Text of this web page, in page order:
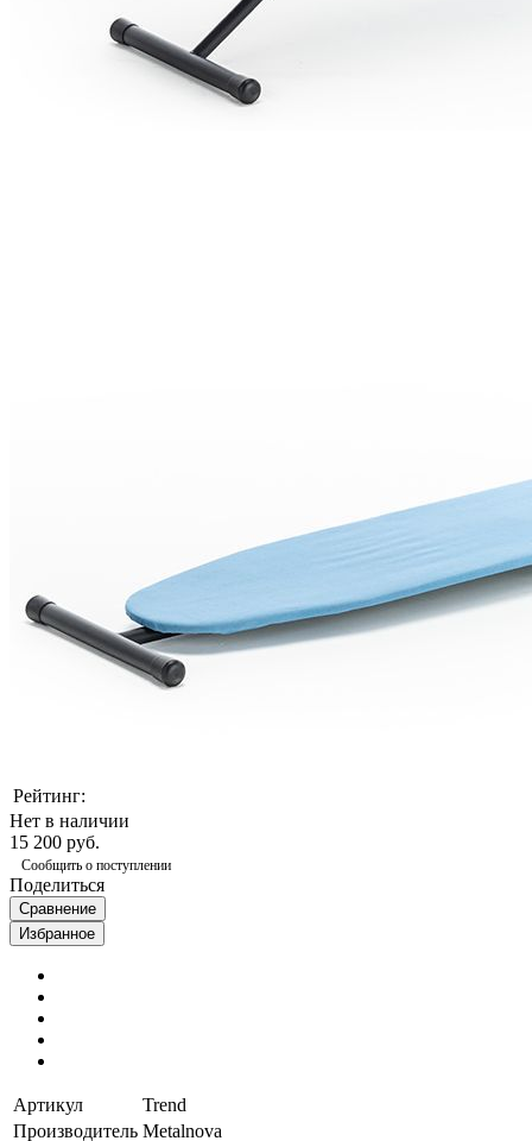
Рейтинг:
Нет в наличии
15 200 руб.
Сообщить о поступлении
Поделиться
Сравнение
Избранное
Артикул
Trend
Производитель Metalnova